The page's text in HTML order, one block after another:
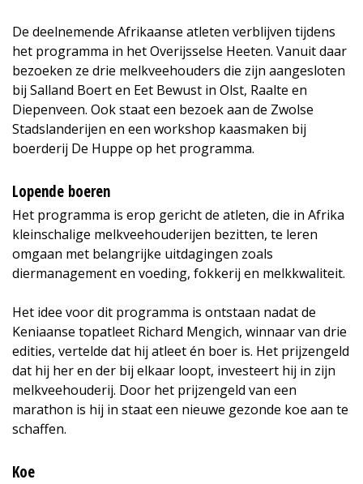
De deelnemende Afrikaanse atleten verblijven tijdens
het programma in het Overijsselse Heeten. Vanuit daar
bezoeken ze drie melkveehouders die zijn aangesloten
bij Salland Boert en Eet Bewust in Olst, Raalte en
Diepenveen. Ook staat een bezoek aan de Zwolse
Stadslanderijen en een workshop kaasmaken bij
boerderij De Huppe op het programma.
Lopende boeren
Het programma is erop gericht de atleten, die in Afrika
kleinschalige melkveehouderijen bezitten, te leren
omgaan met belangrijke uitdagingen zoals
diermanagement en voeding, fokkerij en melkkwaliteit.
Het idee voor dit programma is ontstaan nadat de
Keniaanse topatleet Richard Mengich, winnaar van drie
edities, vertelde dat hij atleet én boer is. Het prijzengeld
dat hij her en der bij elkaar loopt, investeert hij in zijn
melkveehouderij. Door het prijzengeld van een
marathon is hij in staat een nieuwe gezonde koe aan te
schaffen.
Koe